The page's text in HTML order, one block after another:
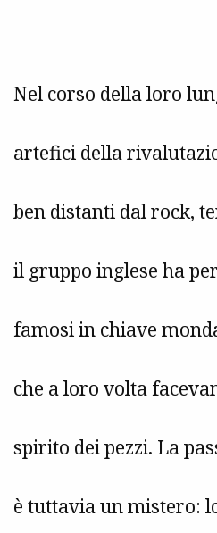
Nel corso della loro
artefici della
ben distanti dal rock,
il gruppo inglese ha
famosi in chiave
che a loro volta
spirito dei pezzi. La
è tuttavia un mistero: